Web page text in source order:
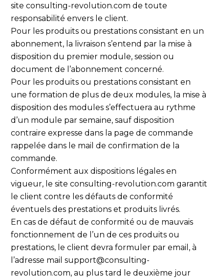
site consulting-revolution.com de toute
responsabilité envers le client.
Pour les produits ou prestations consistant en un
abonnement, la livraison s’entend par la mise à
disposition du premier module, session ou
document de l’abonnement concerné.
Pour les produits ou prestations consistant en
une formation de plus de deux modules, la mise à
disposition des modules s’effectuera au rythme
d’un module par semaine, sauf disposition
contraire expresse dans la page de commande
rappelée dans le mail de confirmation de la
commande.
Conformément aux dispositions légales en
vigueur, le site consulting-revolution.com garantit
le client contre les défauts de conformité
éventuels des prestations et produits livrés.
En cas de défaut de conformité ou de mauvais
fonctionnement de l’un de ces produits ou
prestations, le client devra formuler par email, à
l’adresse mail support@consulting-
revolution.com, au plus tard le deuxième jour